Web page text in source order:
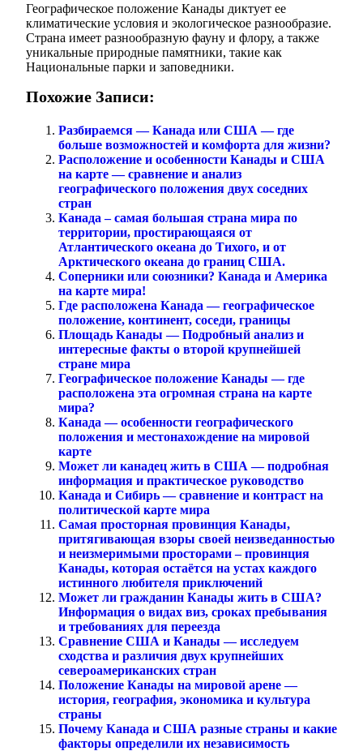
Географическое положение Канады диктует ее
климатические условия и экологическое разнообразие.
Страна имеет разнообразную фауну и флору, а также
уникальные природные памятники, такие как
Национальные парки и заповедники.
Похожие Записи:
Разбираемся — Канада или США — где
больше возможностей и комфорта для жизни?
Расположение и особенности Канады и США
на карте — сравнение и анализ
географического положения двух соседних
стран
Канада – самая большая страна мира по
территории, простирающаяся от
Атлантического океана до Тихого, и от
Арктического океана до границ США.
Соперники или союзники? Канада и Америка
на карте мира!
Где расположена Канада — географическое
положение, континент, соседи, границы
Площадь Канады — Подробный анализ и
интересные факты о второй крупнейшей
стране мира
Географическое положение Канады — где
расположена эта огромная страна на карте
мира?
Канада — особенности географического
положения и местонахождение на мировой
карте
Может ли канадец жить в США — подробная
информация и практическое руководство
Канада и Сибирь — сравнение и контраст на
политической карте мира
Самая просторная провинция Канады,
притягивающая взоры своей неизведанностью
и неизмеримыми просторами – провинция
Канады, которая остаётся на устах каждого
истинного любителя приключений
Может ли гражданин Канады жить в США?
Информация о видах виз, сроках пребывания
и требованиях для переезда
Сравнение США и Канады — исследуем
сходства и различия двух крупнейших
североамериканских стран
Положение Канады на мировой арене —
история, география, экономика и культура
страны
Почему Канада и США разные страны и какие
факторы определили их независимость